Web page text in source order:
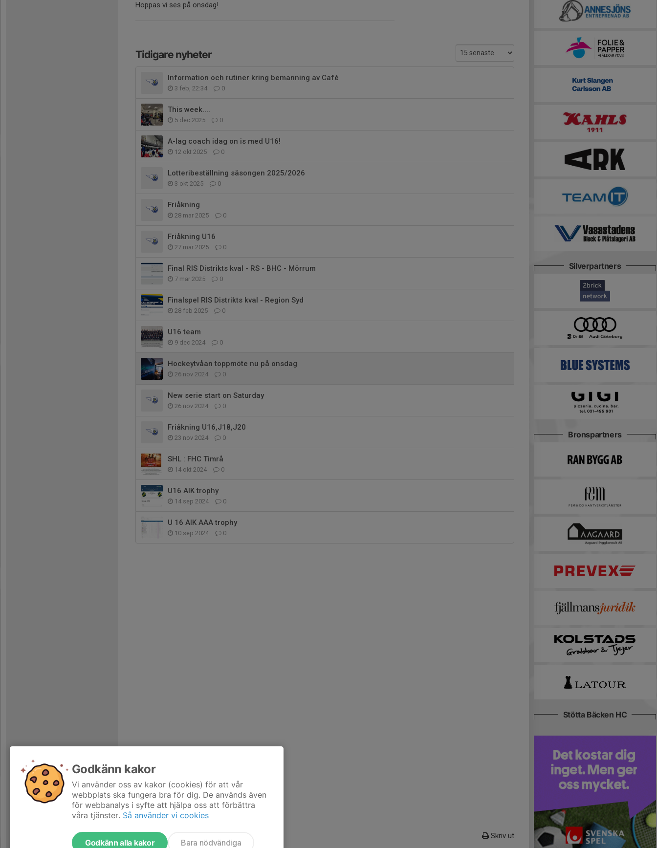
Hoppas vi ses på onsdag!
Tidigare nyheter
Information och rutiner kring bemanning av Café
3 feb, 22:34 0
This week....
5 dec 2025 0
A-lag coach idag on is med U16!
12 okt 2025 0
Lotteribeställning säsongen 2025/2026
3 okt 2025 0
Friåkning
28 mar 2025 0
Friåkning U16
27 mar 2025 0
Final RIS Distrikts kval - RS - BHC - Mörrum
7 mar 2025 0
Finalspel RIS Distrikts kval - Region Syd
28 feb 2025 0
U16 team
9 dec 2024 0
Hockeytvåan toppmöte nu på onsdag
26 nov 2024 0
New serie start on Saturday
26 nov 2024 0
Friåkning U16,J18,J20
23 nov 2024 0
SHL : FHC Timrå
14 okt 2024 0
U16 AIK trophy
14 sep 2024 0
U 16 AIK AAA trophy
10 sep 2024 0
Skriv ut
Silverpartners
Bronspartners
Stötta Bäcken HC
Godkänn kakor
Vi använder oss av kakor (cookies) för att vår
webbplats ska fungera bra för dig. De används även
för webbanalys i syfte att hjälpa oss att förbättra
våra tjänster. Så använder vi cookies
Godkänn alla kakor Bara nödvändiga